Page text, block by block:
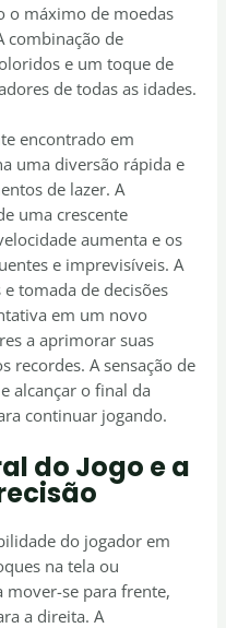
o máximo de moedas
combinação de
e um toque de
de todas as idades.
encontrado em
uma diversão rápida e
de lazer. A
uma crescente
aumenta e os
e imprevisíveis. A
tomada de decisões
em um novo
a aprimorar suas
recordes. A sensação de
alcançar o final da
continuar jogando.
do Jogo e a
do jogador em
na tela ou
mover-se para frente,
a direita. A